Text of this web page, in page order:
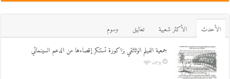
اﻷحدث اﻷكثر شعبية تعاليق
وسوم
جمعية الفيلم الوثائقي بزاكورة تستنكر إقصاءها من الدعم السينمائي
يومين ago